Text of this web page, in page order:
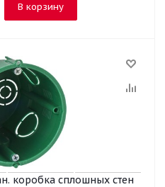
В корзину
коробка сплошных стен